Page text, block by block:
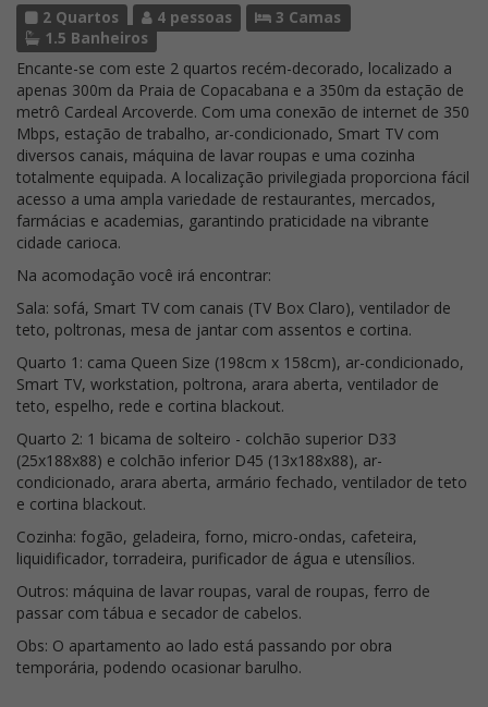
2 Quartos 4 pessoas
3 Camas
1.5 Banheiros
Encante-se com este 2 quartos recém-decorado, localizado a
apenas 300m da Praia de Copacabana e a 350m da estação de
metrô Cardeal Arcoverde. Com uma conexão de internet de 350
Mbps, estação de trabalho, ar-condicionado, Smart TV com
diversos canais, máquina de lavar roupas e uma cozinha
totalmente equipada. A localização privilegiada proporciona fácil
acesso a uma ampla variedade de restaurantes, mercados,
farmácias e academias, garantindo praticidade na vibrante
cidade carioca.
Na acomodação você irá encontrar:
Sala: sofá, Smart TV com canais (TV Box Claro), ventilador de
teto, poltronas, mesa de jantar com assentos e cortina.
Quarto 1: cama Queen Size (198cm x 158cm), ar-condicionado,
Smart TV, workstation, poltrona, arara aberta, ventilador de
teto, espelho, rede e cortina blackout.
Quarto 2: 1 bicama de solteiro - colchão superior D33
(25x188x88) e colchão inferior D45 (13x188x88), ar-
condicionado, arara aberta, armário fechado, ventilador de teto
e cortina blackout.
Cozinha: fogão, geladeira, forno, micro-ondas, cafeteira,
liquidificador, torradeira, purificador de água e utensílios.
Outros: máquina de lavar roupas, varal de roupas, ferro de
passar com tábua e secador de cabelos.
Obs: O apartamento ao lado está passando por obra
temporária, podendo ocasionar barulho.